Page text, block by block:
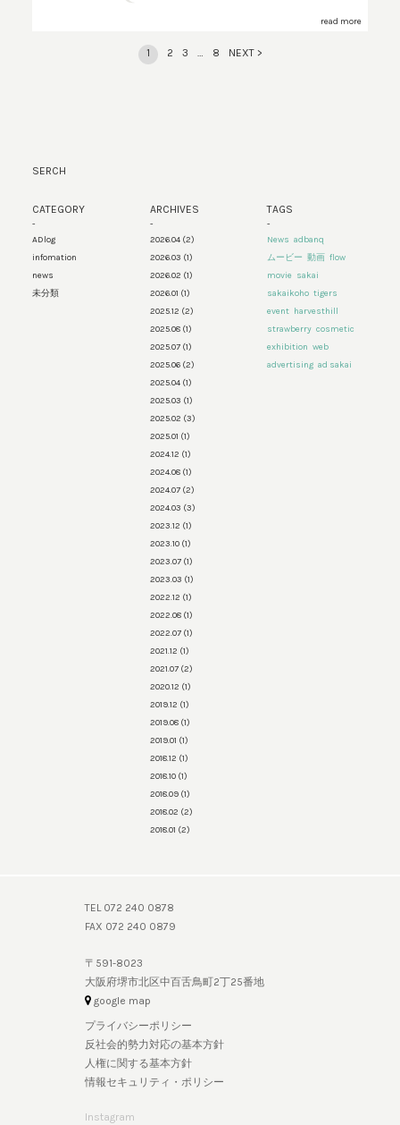
read more
1 2 3 … 8 NEXT >
SERCH
CATEGORY
-
ADlog
infomation
news
未分類
ARCHIVES
-
2026.04(2)
2026.03 (1)
2026.02 (1)
2026.01 (1)
2025.12 (2)
2025.08(1)
2025.07(1)
2025.06(2)
2025.04(1)
2025.03 (1)
2025.02 (3)
2025.01 (1)
2024.12 (1)
2024.08(1)
2024.07(2)
2024.03 (3)
2023.12 (1)
2023.10(1)
2023.07(1)
2023.03 (1)
2022.12 (1)
2022.08(1)
2022.07(1)
2021.12 (1)
2021.07(2)
2020.12 (1)
2019.12 (1)
2019.08(1)
2019.01 (1)
2018.12 (1)
2018.10(1)
2018.09(1)
2018.02 (2)
2018.01 (2)
TAGS
-
News adbanq
ムービー 動画 flow
movie sakai
sakaikoho tigers
event harvesthill
strawberry cosmetic
exhibition web
advertising ad sakai
TEL 072 240 0878
FAX 072 240 0879
〒591-8023
大阪府堺市北区中百舌鳥町2丁25番地
google map
プライバシーポリシー
反社会的勢力対応の基本方針
人権に関する基本方針
情報セキュリティ・ポリシー
Instagram